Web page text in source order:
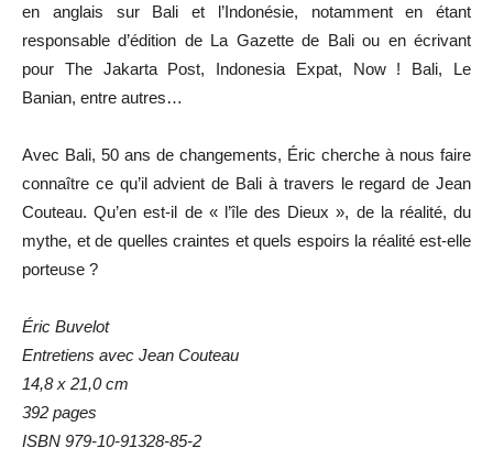
en anglais sur Bali et l’Indonésie, notamment en étant
responsable d’édition de La Gazette de Bali ou en écrivant
pour The Jakarta Post, Indonesia Expat, Now ! Bali, Le
Banian, entre autres…
Avec Bali, 50 ans de changements, Éric cherche à nous faire
connaître ce qu’il advient de Bali à travers le regard de Jean
Couteau. Qu’en est-il de « l’île des Dieux », de la réalité, du
mythe, et de quelles craintes et quels espoirs la réalité est-elle
porteuse ?
Éric Buvelot
Entretiens avec Jean Couteau
14,8 x 21,0 cm
392 pages
ISBN 979-10-91328-85-2